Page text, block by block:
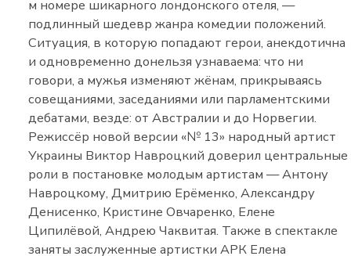
м номере шикарного лондонского отеля, —
подлинный шедевр жанра комедии положений.
Ситуация, в которую попадают герои, анекдотична
и одновременно донельзя узнаваема: что ни
говори, а мужья изменяют жёнам, прикрываясь
совещаниями, заседаниями или парламентскими
дебатами, везде: от Австралии и до Норвегии.
Режиссёр новой версии «№ 13» народный артист
Украины Виктор Навроцкий доверил центральные
роли в постановке молодым артистам — Антону
Навроцкому, Дмитрию Ерёменко, Александру
Денисенко, Кристине Овчаренко, Елене
Ципилёвой, Андрею Чаквитая. Также в спектакле
заняты заслуженные артистки АРК Елена